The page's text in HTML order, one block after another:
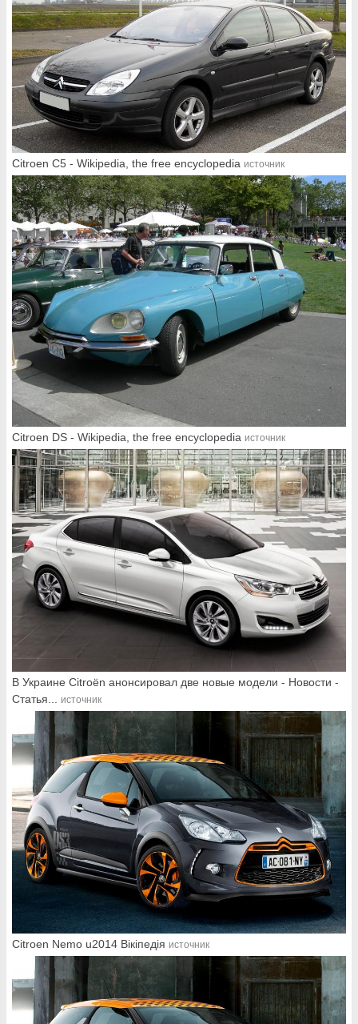
Citroen C5 - Wikipedia, the free encyclopedia источник
Citroen DS - Wikipedia, the free encyclopedia источник
В Украине Citroёn анонсировал две новые модели - Новости -
Статья...
источник
Citroen Nemo u2014 Вікіпедія источник